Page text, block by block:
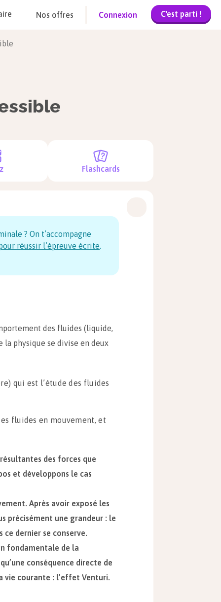
Nos offres Connexion C'est parti !
Flashcards
? On t’accompagne
réussir l’épreuve écrite.
des fluides (liquide,
la physique se divise en deux
qui est l’étude des fluides
fluides en mouvement, et
des forces que
et développons le cas
Après avoir exposé les
précisément une grandeur : le
dernier se conserve.
fondamentale de la
conséquence directe de
vie courante : l’effet Venturi.